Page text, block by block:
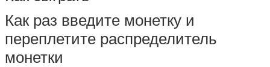
Как раз введите монетку и
переплетите распределитель
монетки